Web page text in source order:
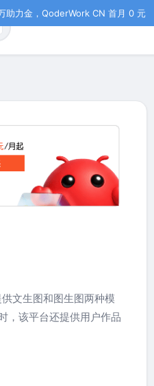
助力金，QoderWork CN 首月 0 元
文生图和图生图两种模
，该平台还提供用户作品